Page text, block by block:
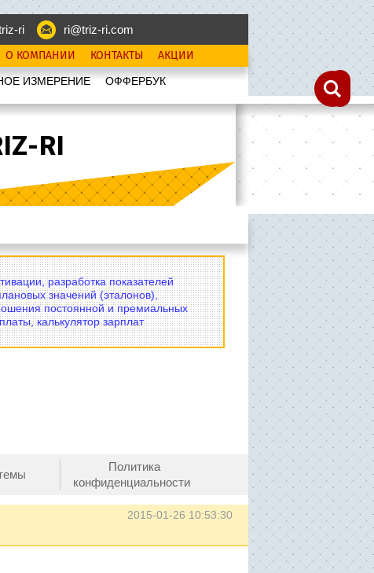
ri ri@triz-ri.com
О КОМПАНИИ КОНТАКТЫ АКЦИИ
ИЗМЕРЕНИЕ OФФЕРБУК
RI
разработка показателей
значений (эталонов),
постоянной и премиальных
калькулятор зарплат
Политика
конфиденциальности
2015-01-26 10:53:30